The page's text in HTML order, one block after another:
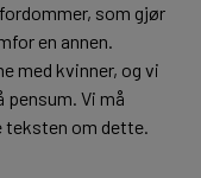
som gjør
en annen.
med kvinner, og vi
pensum. Vi må
teksten om dette.